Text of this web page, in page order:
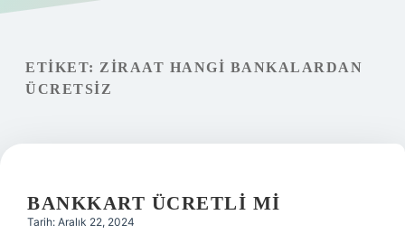
Gizlilik Politikası
Hakkımızda
ETIKET: ZIRAAT HANGI BANKALARDAN
ÜCRETSIZ
BANKKART ÜCRETLI MI
Tarih: Aralık 22, 2024